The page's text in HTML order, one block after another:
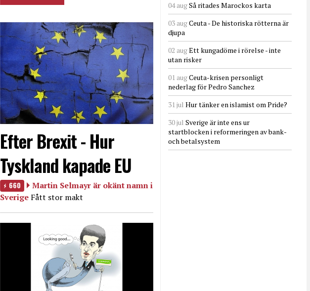
Efter Brexit - Hur
Tyskland kapade EU
660
Martin Selmayr är okänt namn i
Sverige Fått stor makt
04 augSå ritades Marockos karta
03 augCeuta - De historiska rötterna är
djupa
02 augEtt kungadöme i rörelse - inte
utan risker
01 augCeuta-krisen personligt
nederlag för Pedro Sanchez
31 jul Hur tänker en islamist om Pride?
30 jul Sverige är inte ens ur
startblocken i reformeringen av bank-
och betalsystem